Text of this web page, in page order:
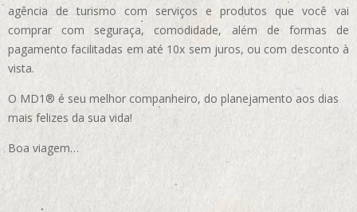
agência de turismo com serviços e produtos que você vai
comprar com seguraça, comodidade, além de formas de
pagamento facilitadas em até 10x sem juros, ou com desconto à
vista.
O MD1® é seu melhor companheiro, do planejamento aos dias
mais felizes da sua vida!
Boa viagem…